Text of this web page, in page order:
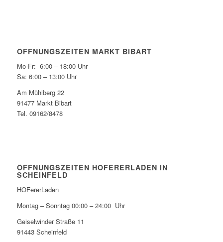
ÖFFNUNGSZEITEN MARKT BIBART
Mo-Fr: 6:00 – 18:00 Uhr
Sa: 6:00 – 13:00 Uhr
Am Mühlberg 22
91477 Markt Bibart
Tel. 09162/8478
ÖFFNUNGSZEITEN HOFERERLADEN IN
SCHEINFELD
HOFererLaden
Montag – Sonntag 00:00 – 24:00 Uhr
Geiselwinder Straße 11
91443 Scheinfeld